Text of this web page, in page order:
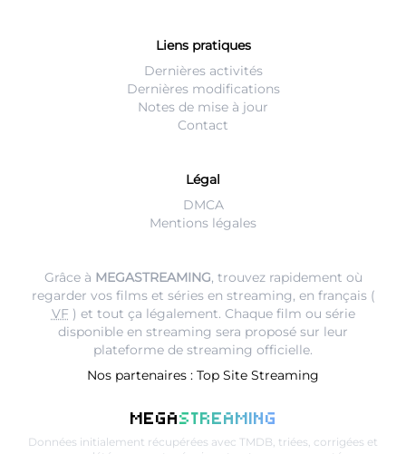
Liens pratiques
Dernières activités
Dernières modifications
Notes de mise à jour
Contact
Légal
DMCA
Mentions légales
Grâce à MEGASTREAMING, trouvez rapidement où
regarder vos films et séries en streaming, en français (
VF) et tout ça légalement. Chaque film ou série
disponible en streaming sera proposé sur leur
plateforme de streaming officielle.
Nos partenaires : Top Site Streaming
MEGASTREAMING
Données initialement récupérées avec TMDB , triées, corrigées et